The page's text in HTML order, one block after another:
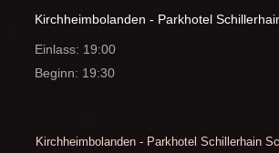
Kirchheimbolanden - Parkhotel
Einlass: 19:00
Beginn: 19:30
Kirchheimbolanden - Parkhotel Schillerhain